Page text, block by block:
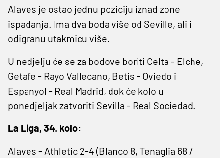
Alaves je ostao jednu poziciju iznad zone
ispadanja. Ima dva boda više od Seville, ali i
odigranu utakmicu više.
U nedjelju će se za bodove boriti Celta - Elche,
Getafe - Rayo Vallecano, Betis - Oviedo i
Espanyol - Real Madrid, dok će kolo u
ponedjeljak zatvoriti Sevilla - Real Sociedad.
La Liga, 34. kolo:
Alaves - Athletic 2-4 (Blanco 8, Tenaglia 68 /